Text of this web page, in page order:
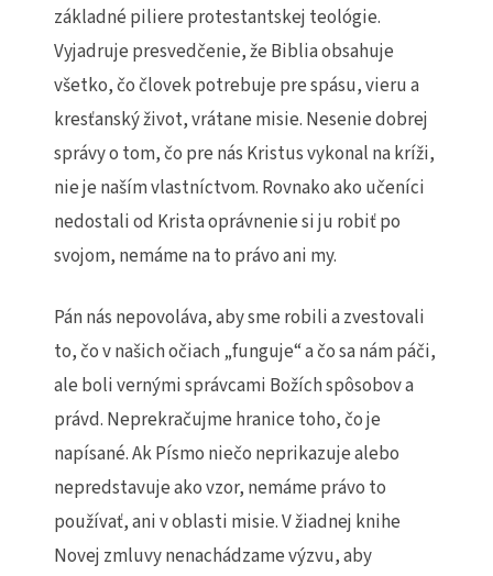
základné piliere protestantskej teológie.
Vyjadruje presvedčenie, že Biblia obsahuje
všetko, čo človek potrebuje pre spásu, vieru a
kresťanský život, vrátane misie. Nesenie dobrej
správy o tom, čo pre nás Kristus vykonal na kríži,
nie je naším vlastníctvom. Rovnako ako učeníci
nedostali od Krista oprávnenie si ju robiť po
svojom, nemáme na to právo ani my.
Pán nás nepovoláva, aby sme robili a zvestovali
to, čo v našich očiach „funguje“ a čo sa nám páči,
ale boli vernými správcami Božích spôsobov a
právd. Neprekračujme hranice toho, čo je
napísané. Ak Písmo niečo neprikazuje alebo
nepredstavuje ako vzor, nemáme právo to
používať, ani v oblasti misie. V žiadnej knihe
Novej zmluvy nenachádzame výzvu, aby